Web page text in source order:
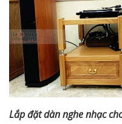
Lắp đặt dàn nghe nhạc